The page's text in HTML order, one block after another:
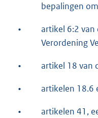
bepalingen
•
artikel 6:2 van
Verordening
• artikel 18 van
• artikelen 18.6
•
artikelen 41,